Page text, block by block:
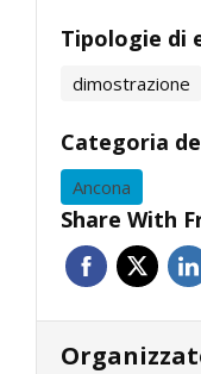
Tipologie di
dimostrazione
Categoria
Ancona
Share With